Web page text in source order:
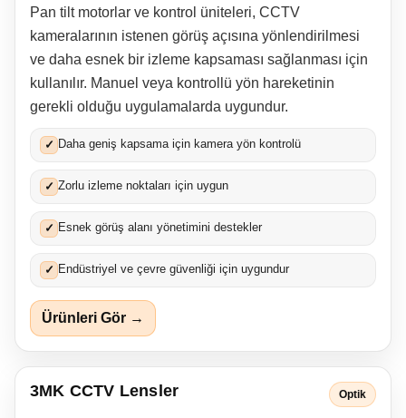
Pan tilt motorlar ve kontrol üniteleri, CCTV
kameralarının istenen görüş açısına yönlendirilmesi
ve daha esnek bir izleme kapsaması sağlanması için
kullanılır. Manuel veya kontrollü yön hareketinin
gerekli olduğu uygulamalarda uygundur.
✓ Daha geniş kapsama için kamera yön kontrolü
✓ Zorlu izleme noktaları için uygun
✓ Esnek görüş alanı yönetimini destekler
✓ Endüstriyel ve çevre güvenliği için uygundur
Ürünleri Gör →
3MK CCTV Lensler Optik